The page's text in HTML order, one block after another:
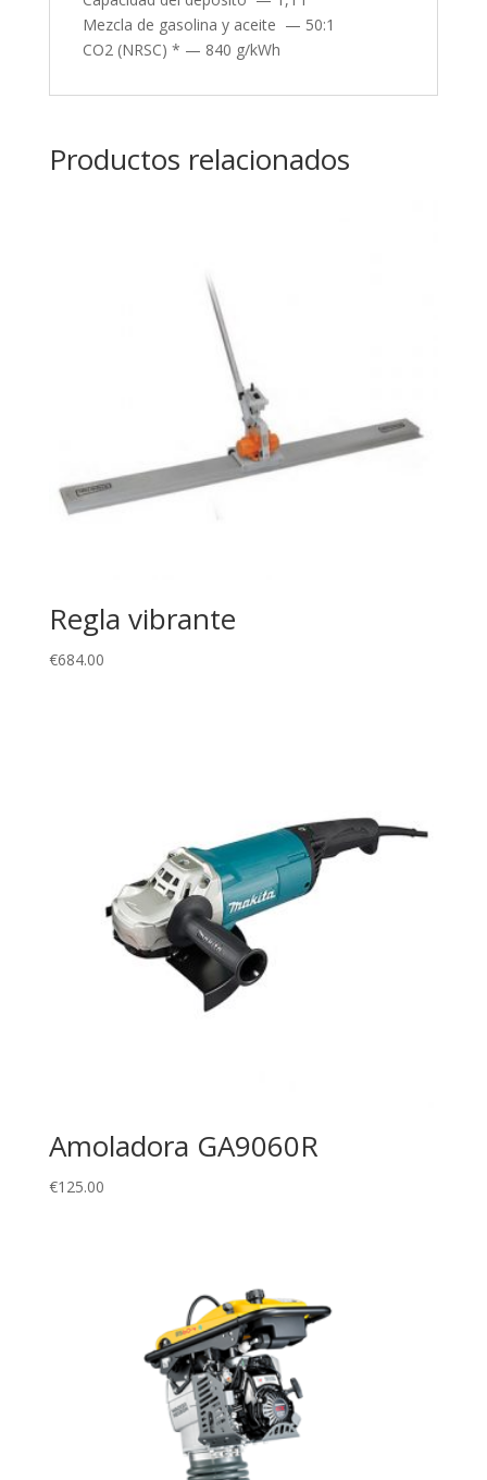
Mezcla de gasolina y aceite — 50:1
CO2 (NRSC) * — 840 g/kWh
Productos relacionados
Regla vibrante
€684.00
Amoladora GA9060R
€125.00